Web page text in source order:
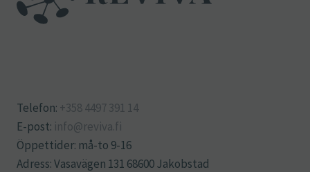
Telefon: +358 4497 391 14
E-post: info@reviva.fi
Öppettider: må-to 9-16
Adress: Vasavägen 131 68600 Jakobstad